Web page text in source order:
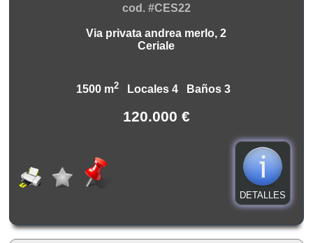
cod. #CES22
Via privata andrea merlo, 2
Ceriale
1500 m2 Locales 4 Baños 3
120.000 €
DETALLES